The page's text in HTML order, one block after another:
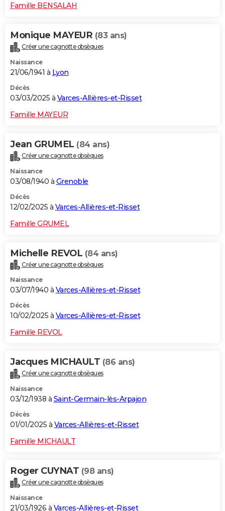
Famille BENSALAH
Monique MAYEUR (83 ans)
Créer une cagnotte obsèques
Naissance
21/06/1941 à Lyon
Décès
03/03/2025 à Varces-Allières-et-Risset
Famille MAYEUR
Jean GRUMEL (84 ans)
Créer une cagnotte obsèques
Naissance
03/08/1940 à Grenoble
Décès
12/02/2025 à Varces-Allières-et-Risset
Famille GRUMEL
Michelle REVOL (84 ans)
Créer une cagnotte obsèques
Naissance
03/07/1940 à Varces-Allières-et-Risset
Décès
10/02/2025 à Varces-Allières-et-Risset
Famille REVOL
Jacques MICHAULT (86 ans)
Créer une cagnotte obsèques
Naissance
03/12/1938 à Saint-Germain-lès-Arpajon
Décès
01/01/2025 à Varces-Allières-et-Risset
Famille MICHAULT
Roger CUYNAT (98 ans)
Créer une cagnotte obsèques
Naissance
21/03/1926 à Varces-Allières-et-Risset